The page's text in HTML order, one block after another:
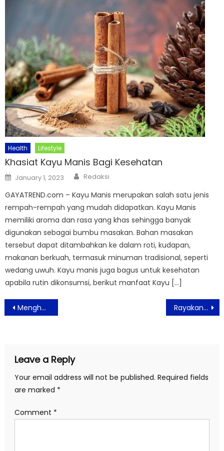
Health Lifestyle
Khasiat Kayu Manis Bagi Kesehatan
Posted
on
January 1, 2023 Author
Redaksi
GAYATREND.com – Kayu Manis merupakan salah satu jenis
rempah-rempah yang mudah didapatkan. Kayu Manis
memiliki aroma dan rasa yang khas sehingga banyak
digunakan sebagai bumbu masakan. Bahan masakan
tersebut dapat ditambahkan ke dalam roti, kudapan,
makanan berkuah, termasuk minuman tradisional, seperti
wedang uwuh. Kayu manis juga bagus untuk kesehatan
apabila rutin dikonsumsi, berikut manfaat Kayu […]
Post
navigation
Menghadirkan Ramadan yang Lebih Bermakna: Fraser Residence Menteng Jakarta Mempersembahkan Pengalaman Eksklusif Rayakan Ramadan dengan Triple ALL Accor Reward Points untuk Pengalaman Berbuka Puasa di Seluruh Indonesia
Leave a Reply
Your email address will not be published. Required fields
are marked *
Comment *